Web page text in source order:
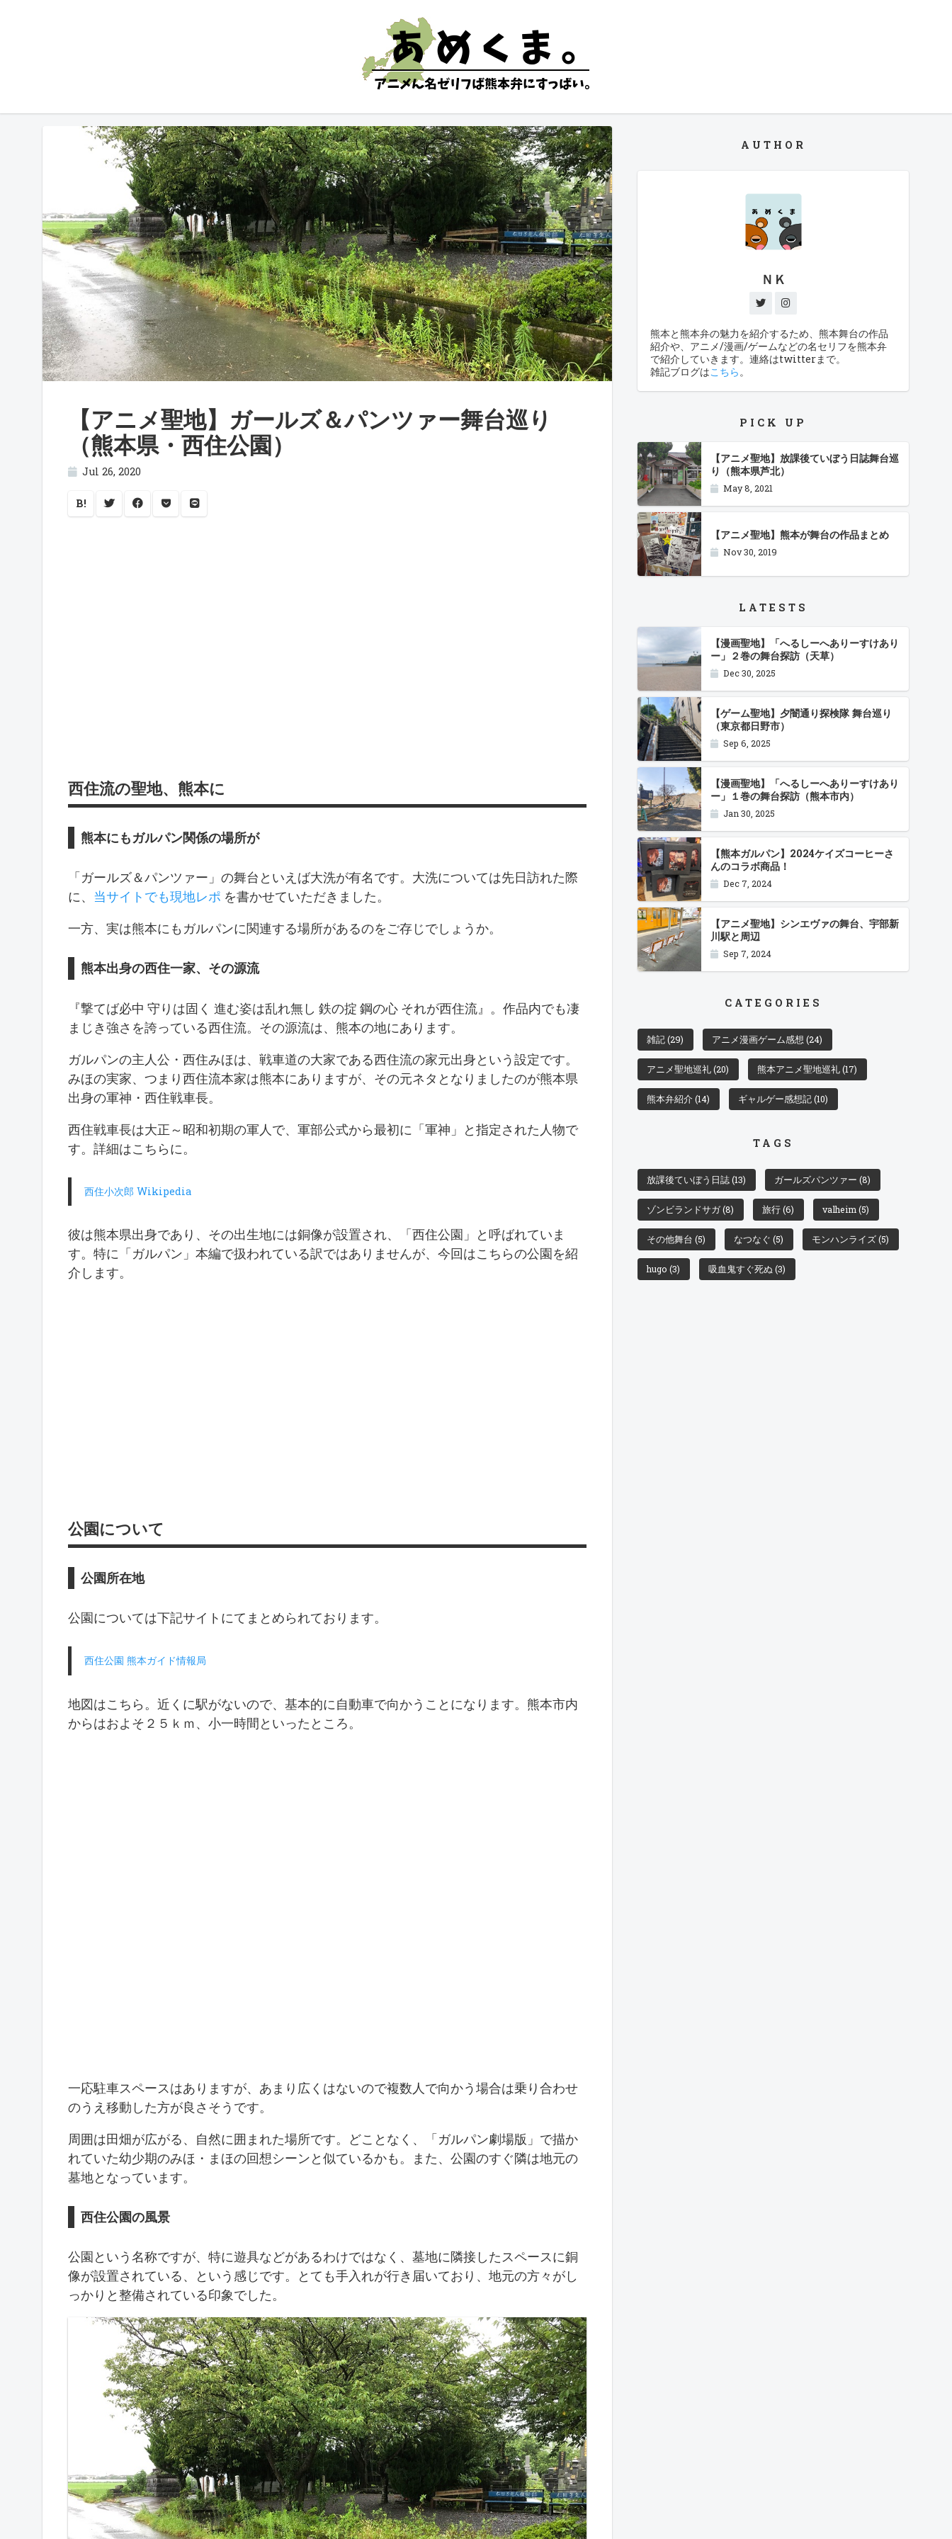
【アニメ聖地】ガールズ＆パンツァー舞台巡り
（熊本県・西住公園）
Jul 26, 2020
B!
西住流の聖地、熊本に
熊本にもガルパン関係の場所が
「ガールズ＆パンツァー」の舞台といえば大洗が有名です。大洗については先日訪れた際
に、 当サイトでも現地レポ を書かせていただきました。
一方、実は熊本にもガルパンに関連する場所があるのをご存じでしょうか。
熊本出身の西住一家、その源流
『撃てば必中 守りは固く 進む姿は乱れ無し 鉄の掟 鋼の心 それが西住流』。作品内でも凄
まじき強さを誇っている西住流。その源流は、熊本の地にあります。
ガルパンの主人公・西住みほは、戦車道の大家である西住流の家元出身という設定です。
みほの実家、つまり西住流本家は熊本にありますが、その元ネタとなりましたのが熊本県
出身の軍神・西住戦車長。
西住戦車長は大正～昭和初期の軍人で、軍部公式から最初に「軍神」と指定された人物で
す。詳細はこちらに。
西住小次郎 Wikipedia
彼は熊本県出身であり、その出生地には銅像が設置され、「西住公園」と呼ばれていま
す。特に「ガルパン」本編で扱われている訳ではありませんが、今回はこちらの公園を紹
介します。
公園について
公園所在地
公園については下記サイトにてまとめられております。
西住公園 熊本ガイド情報局
地図はこちら。近くに駅がないので、基本的に自動車で向かうことになります。熊本市内
からはおよそ２５ｋｍ、小一時間といったところ。
一応駐車スペースはありますが、あまり広くはないので複数人で向かう場合は乗り合わせ
のうえ移動した方が良さそうです。
周囲は田畑が広がる、自然に囲まれた場所です。どことなく、「ガルパン劇場版」で描か
れていた幼少期のみほ・まほの回想シーンと似ているかも。また、公園のすぐ隣は地元の
墓地となっています。
西住公園の風景
公園という名称ですが、特に遊具などがあるわけではなく、墓地に隣接したスペースに銅
像が設置されている、という感じです。とても手入れが行き届いており、地元の方々がし
っかりと整備されている印象でした。
AUTHOR
ＮＫ
熊本と熊本弁の魅力を紹介するため、熊本舞台の作品
紹介や、アニメ/漫画/ゲームなどの名セリフを熊本弁
で紹介していきます。連絡はtwitterまで。
雑記ブログはこちら 。
PICK UP
【アニメ聖地】放課後ていぼう日誌舞台巡
り（熊本県芦北）
May 8, 2021
【アニメ聖地】熊本が舞台の作品まとめ
Nov 30, 2019
LATESTS
【漫画聖地】「へるしーへありーすけあり
ー」２巻の舞台探訪（天草）
Dec 30, 2025
【ゲーム聖地】夕闇通り探検隊 舞台巡り
（東京都日野市）
Sep 6, 2025
【漫画聖地】「へるしーへありーすけあり
ー」１巻の舞台探訪（熊本市内）
Jan 30, 2025
【熊本ガルパン】2024ケイズコーヒーさ
んのコラボ商品！
Dec 7, 2024
【アニメ聖地】シンエヴァの舞台、宇部新
川駅と周辺
Sep 7, 2024
CATEGORIES
雑記(29) アニメ漫画ゲーム感想(24)
アニメ聖地巡礼(20) 熊本アニメ聖地巡礼(17)
熊本弁紹介(14) ギャルゲー感想記(10)
TAGS
放課後ていぼう日誌(13) ガールズパンツァー(8)
ゾンビランドサガ(8) 旅行(6) valheim(5)
その他舞台(5) なつなぐ(5) モンハンライズ(5)
hugo(3) 吸血鬼すぐ死ぬ(3)